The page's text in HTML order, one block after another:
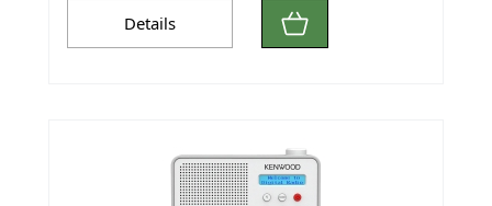
Details